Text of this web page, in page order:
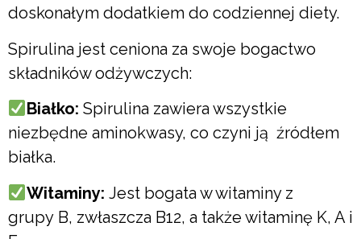
doskonałym dodatkiem do codziennej diety.
Spirulina jest ceniona za swoje bogactwo
składników odżywczych:
Białko: Spirulina zawiera wszystkie
niezbędne aminokwasy, co czyni ją źródłem
białka.
Witaminy: Jest bogata w witaminy z
grupy B, zwłaszcza B12, a także witaminę K, A i